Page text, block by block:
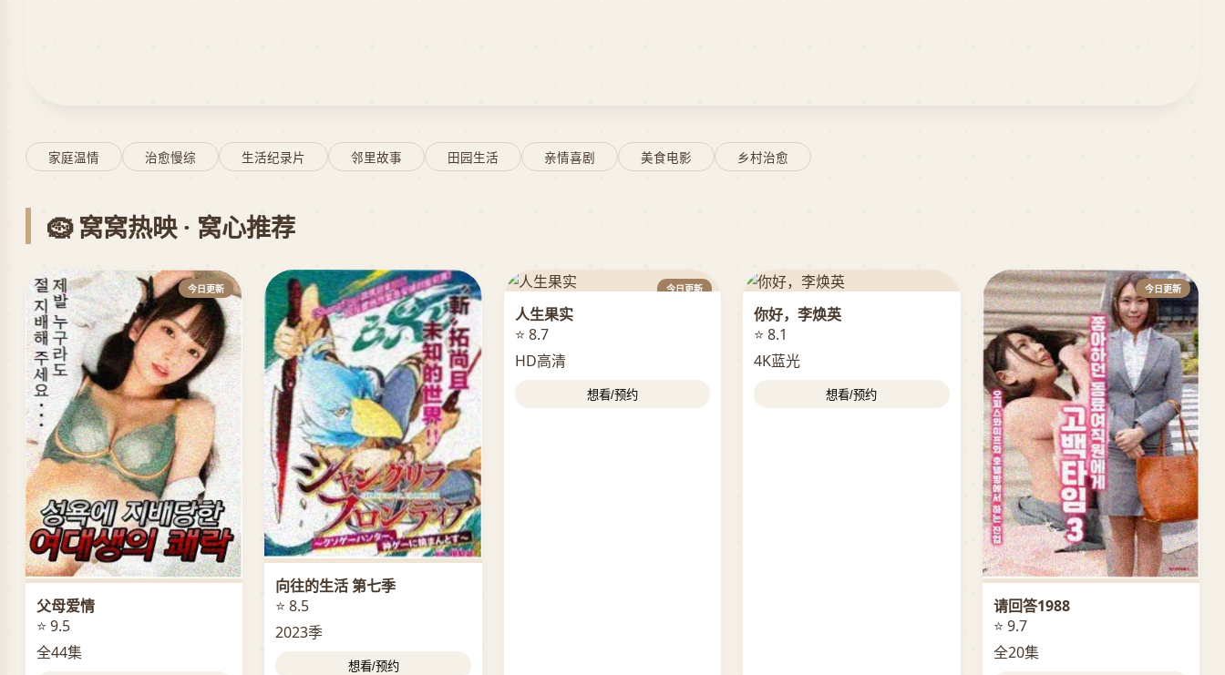
家庭温情 治愈慢综 生活纪录片 邻里故事 田园生活 亲情喜剧 美食电影 乡村治愈
🪹 窝窝热映 · 窝心推荐
今日更新
父母爱情
⭐ 9.5
全44集
向往的生活 第七季
⭐ 8.5
2023季
想看/预约
今日更新
人生果实
⭐ 8.7
HD高清
想看/预约
你好，李焕英
⭐ 8.1
4K蓝光
想看/预约
今日更新
请回答1988
⭐ 9.7
全20集